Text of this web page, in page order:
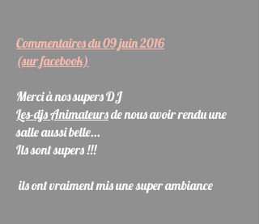
Commentaires du 09 juin 2016
(sur facebook)
Merci à nos supers DJ
Les-djs Animateursde nous avoir rendu une
salle aussi belle...
Ils sont supers !!!
ils ont vraiment mis une super ambiance